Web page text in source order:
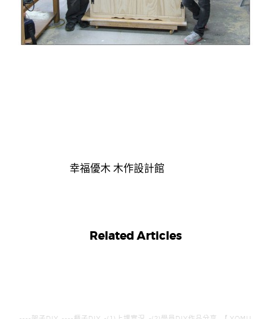
幸福優木 木作設計館
Related Articles